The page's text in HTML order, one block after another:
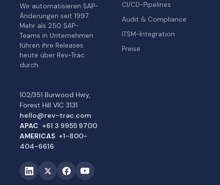
Wir automatisieren SAP-
Änderungen seit 1997.
Mehr als 250 SAP-
Teams in Unternehmen
führen ihre Releases
heute über Rev-Trac
durch.
102/351 Burwood Hwy,
Forest Hill VIC 3131
hello@rev-trac.com
APAC +61 3 9955 9700
AMERICAS +1-800-
404-6616
CI/CD-Pipelines
Audit & Compliance
ITSM-Integration
Preise